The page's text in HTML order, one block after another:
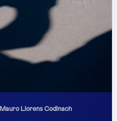
Mauro Llorens Codinach